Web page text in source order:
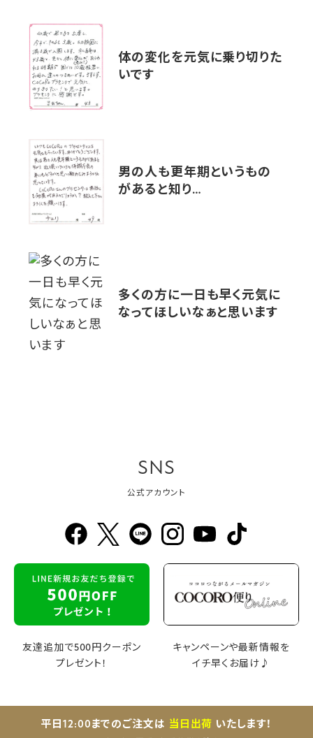
体の変化を元気に乗り切りた
いです
男の人も更年期というもの
があると知り…
多くの方に一日も早く元気に
なってほしいなぁと思います
SNS
公式アカウント
友達追加で500円クーポン
プレゼント！
キャンペーンや最新情報を
イチ早くお届け♪
平日12:00までのご注文は 当日出荷 いたします！